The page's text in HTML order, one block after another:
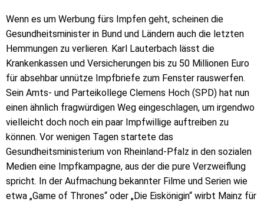
Wenn es um Werbung fürs Impfen geht, scheinen die
Gesundheitsminister in Bund und Ländern auch die letzten
Hemmungen zu verlieren. Karl Lauterbach lässt die
Krankenkassen und Versicherungen bis zu 50 Millionen Euro
für absehbar unnütze Impfbriefe zum Fenster rauswerfen.
Sein Amts- und Parteikollege Clemens Hoch (SPD) hat nun
einen ähnlich fragwürdigen Weg eingeschlagen, um irgendwo
vielleicht doch noch ein paar Impfwillige auftreiben zu
können. Vor wenigen Tagen startete das
Gesundheitsministerium von Rheinland-Pfalz in den sozialen
Medien eine Impfkampagne, aus der die pure Verzweiflung
spricht. In der Aufmachung bekannter Filme und Serien wie
etwa „Game of Thrones“ oder „Die Eiskönigin“ wirbt Mainz für